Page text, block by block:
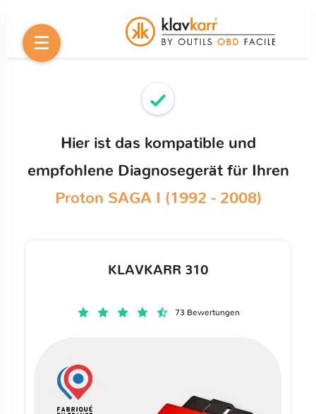
Hier ist das kompatible und
empfohlene Diagnosegerät für Ihren
Proton SAGA I (1992 - 2008)
KLAVKARR 310
73 Bewertungen